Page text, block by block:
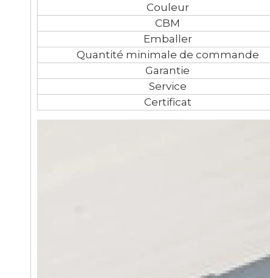
Couleur
CBM
Emballer
Quantité minimale de commande
Garantie
Service
Certificat